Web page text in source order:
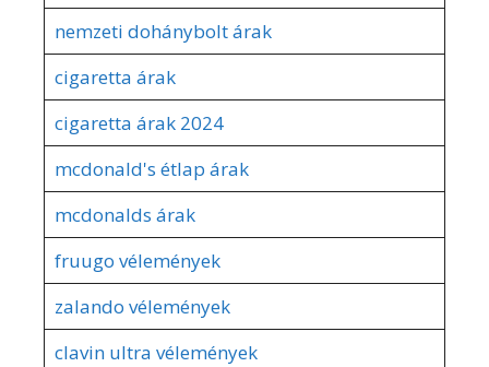
nemzeti dohánybolt árak
cigaretta árak
cigaretta árak 2024
mcdonald's étlap árak
mcdonalds árak
fruugo vélemények
zalando vélemények
clavin ultra vélemények